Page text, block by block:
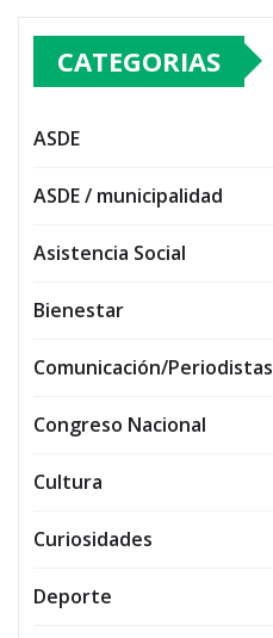
CATEGORIAS
ASDE
ASDE / municipalidad
Asistencia Social
Bienestar
Comunicación/Periodistas
Congreso Nacional
Cultura
Curiosidades
Deporte